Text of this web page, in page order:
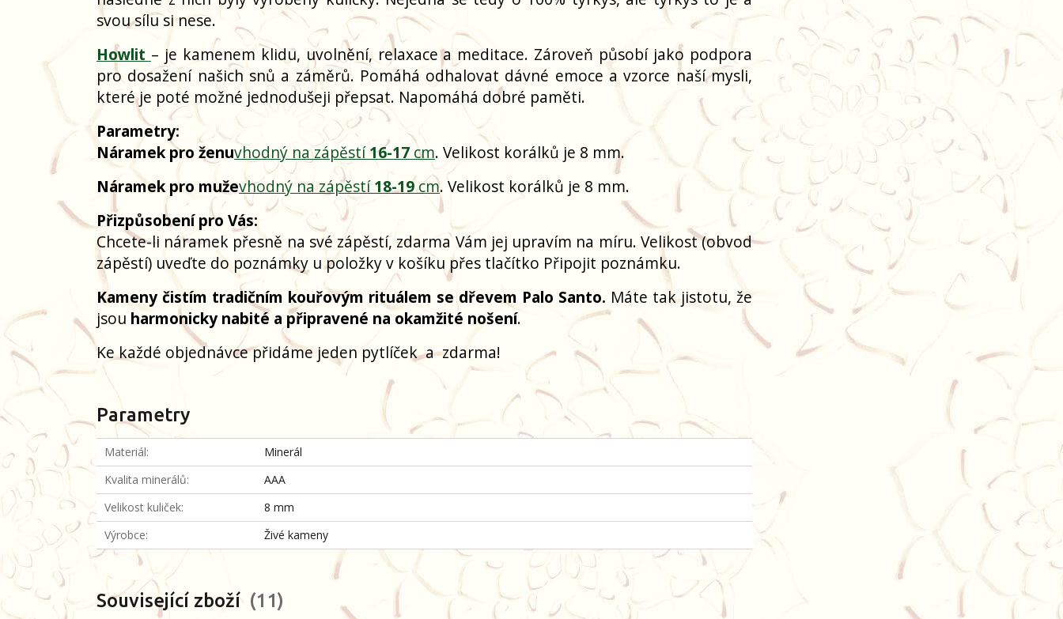
svou sílu si nese.
Howlit – je kamenem klidu, uvolnění, relaxace a meditace. Zároveň působí jako podpora
pro dosažení našich snů a záměrů. Pomáhá odhalovat dávné emoce a vzorce naší mysli,
které je poté možné jednodušeji přepsat. Napomáhá dobré paměti.
Parametry:
Náramek pro ženuvhodný na zápěstí16-17 cm. Velikost korálků je 8 mm.
Náramek pro muževhodný na zápěstí18-19cm. Velikost korálků je 8 mm.
Přizpůsobení pro Vás:
Chcete-li náramek přesně na své zápěstí, zdarma Vám jej upravím na míru. Velikost (obvod
zápěstí) uveďte do poznámky u položky v košíku přes tlačítko Připojit poznámku.
Kameny čistím tradičním kouřovým rituálem se dřevem Palo Santo. Máte tak jistotu, že
jsou harmonicky nabité a připravené na okamžité nošení.
Ke každé objednávce přidáme jeden pytlíčekazdarma!
Parametry
Materiál
Minerál
Kvalita minerálů
AAA
Velikost kuliček
8 mm
Výrobce
Živé kameny
Související zboží 11